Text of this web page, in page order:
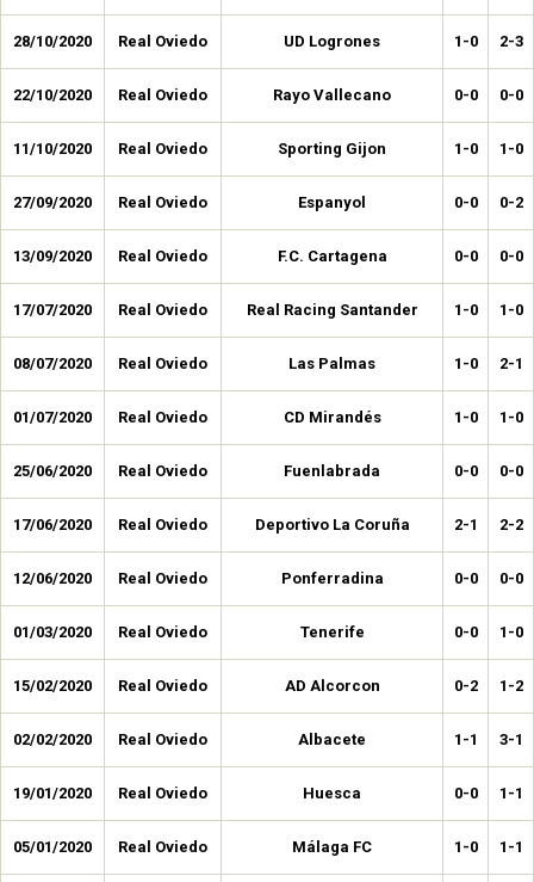
28/10/2020 Real Oviedo UD Logrones 1-0 2-3
22/10/2020 Real Oviedo Rayo Vallecano 0-0 0-0
11/10/2020 Real Oviedo Sporting Gijon 1-0 1-0
27/09/2020 Real Oviedo Espanyol 0-0 0-2
13/09/2020 Real Oviedo F.C. Cartagena 0-0 0-0
17/07/2020 Real Oviedo Real Racing Santander 1-0 1-0
08/07/2020 Real Oviedo Las Palmas 1-0 2-1
01/07/2020 Real Oviedo CD Mirandés 1-0 1-0
25/06/2020 Real Oviedo Fuenlabrada 0-0 0-0
17/06/2020 Real Oviedo Deportivo La Coruña 2-1 2-2
12/06/2020 Real Oviedo Ponferradina 0-0 0-0
01/03/2020 Real Oviedo Tenerife 0-0 1-0
15/02/2020 Real Oviedo AD Alcorcon 0-2 1-2
02/02/2020 Real Oviedo Albacete 1-1 3-1
19/01/2020 Real Oviedo Huesca 0-0 1-1
05/01/2020 Real Oviedo Málaga FC 1-0 1-1